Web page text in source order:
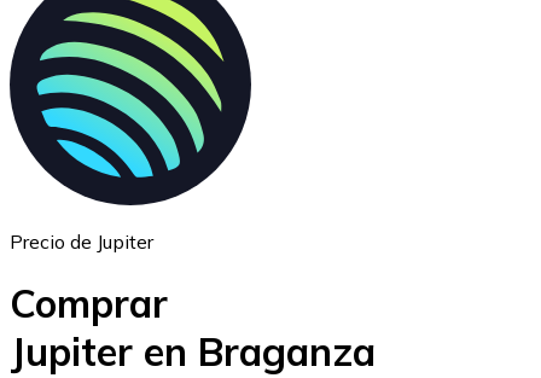
Ethereum
ETH
Precio de Jupiter
Comprar
Jupiter en Braganza